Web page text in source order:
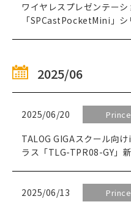
ワイヤレスプレゼンテーシ
「SPCastPocketMini」シ
2025/06
2025/06/20
TALOG GIGAスクール向
ラス「TLG-TPR08-GY」
2025/06/13